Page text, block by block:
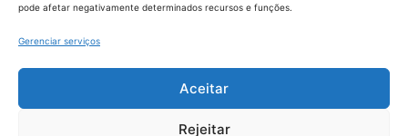
pode afetar negativamente determinados recursos e funções.
Gerenciar serviços
Aceitar
Rejeitar
Setor de Administração Federal Sul (SAF/Sul), Qd. 04, Lt. 01
Tribunal de Contas da União (TCU), Subsolo, Sala S04
Termos de uso